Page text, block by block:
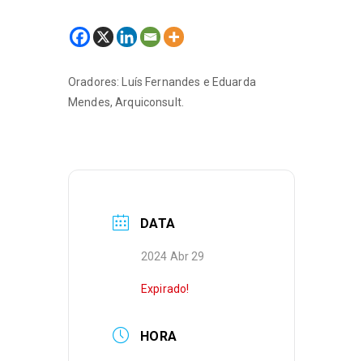
Oradores: Luís Fernandes e Eduarda
Mendes, Arquiconsult.
DATA
2024 Abr 29
Expirado!
HORA